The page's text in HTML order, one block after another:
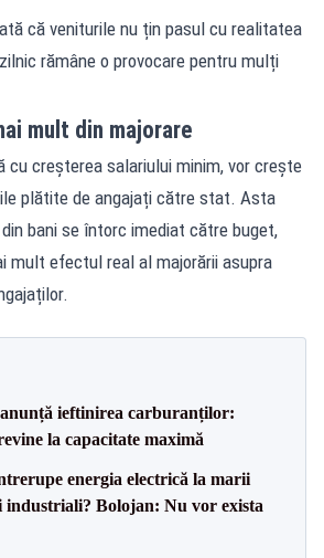
că veniturile nu țin pasul cu realitatea
rămâne o provocare pentru mulți
mult din majorare
cu creșterea salariului minim, vor crește
plătite de angajați către stat. Asta
bani se întorc imediat către buget,
mult efectul real al majorării asupra
ieftinirea carburanților:
la capacitate maximă
energia electrică la marii
industriali? Bolojan: Nu vor exista